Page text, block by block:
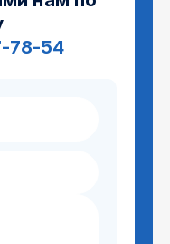
78-54